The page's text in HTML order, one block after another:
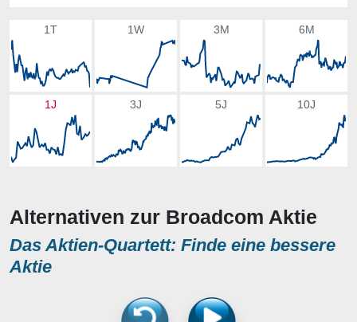
1T 1W 3M 6M
1J 3J 5J 10J
Alternativen zur Broadcom Aktie
Das Aktien-Quartett: Finde eine bessere
Aktie